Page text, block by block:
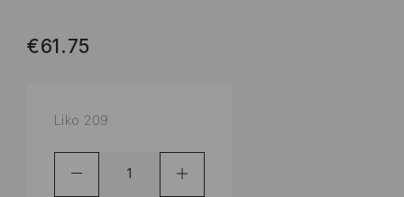
€61.75
Liko 209